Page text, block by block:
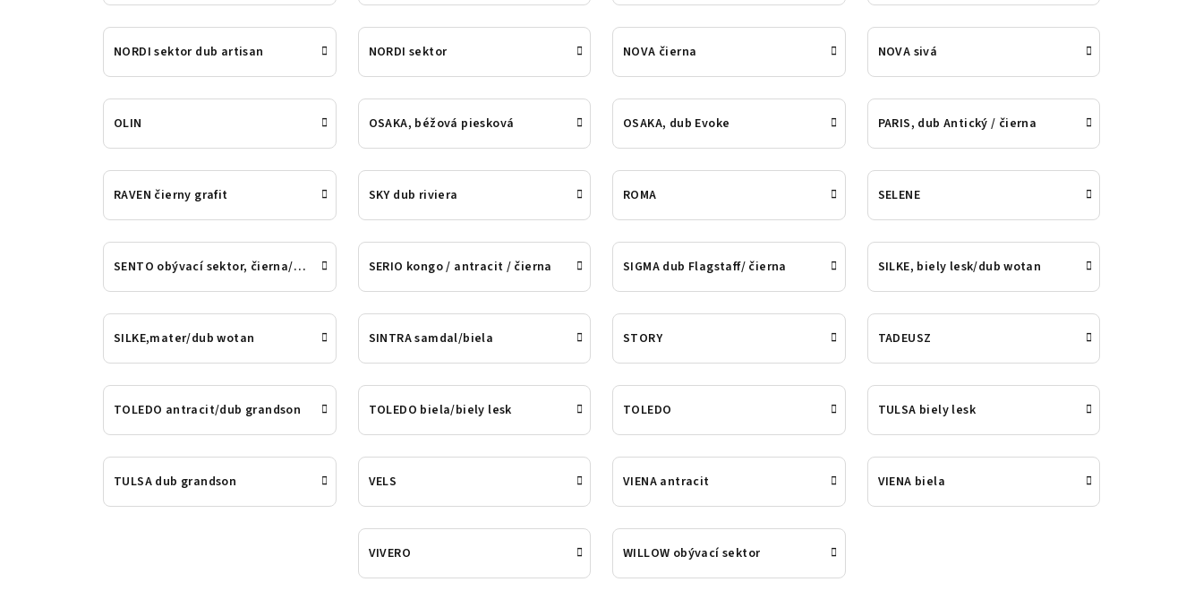
NORDI sektor dub artisan NORDI sektor NOVA čierna NOVA sivá
OLIN OSAKA, béžová piesková OSAKA, dub Evoke PARIS, dub Antický / čierna
RAVEN čierny grafit SKY dub riviera ROMA SELENE
SENTO obývací sektor, čierna/dub SERIO kongo / antracit / čierna SIGMA dub Flagstaff/ čierna SILKE, biely lesk/dub wotan
SILKE,mater/dub wotan SINTRA samdal/biela STORY TADEUSZ
TOLEDO antracit/dub grandson TOLEDO biela/biely lesk TOLEDO TULSA biely lesk
TULSA dub grandson VELS VIENA antracit VIENA biela
VIVERO WILLOW obývací sektor